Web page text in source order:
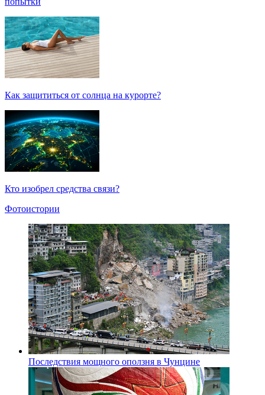
Как защититься от солнца на курорте?
Кто изобрел средства связи?
Фотоистории
Последствия мощного оползня в Чунцине